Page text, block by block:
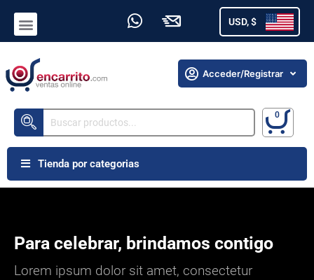
USD, $
Tienda por categorias
Acceder/Registrar
Para celebrar, brindamos contigo
Lorem ipsum dolor sit amet, consectetur